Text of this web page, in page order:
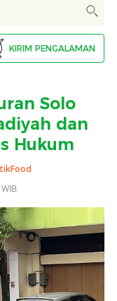
KIRIM PENGALAMAN
Solo
dan
Hukum